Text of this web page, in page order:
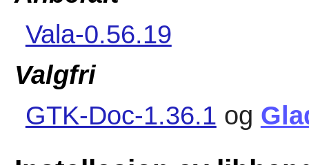
Vala-0.56.19
Valgfri
GTK-Doc-1.36.1 og